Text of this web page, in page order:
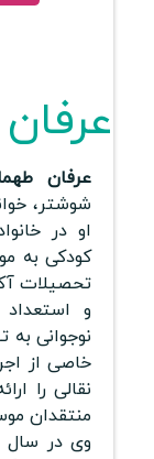
عرفان
شوشتر،
او در
کودکی به
تحصیلات
و
نوجوانی
خاصی از
نقالی را
منتقدان
وی در سال ۱۳۹۹ با حضور در برنامه